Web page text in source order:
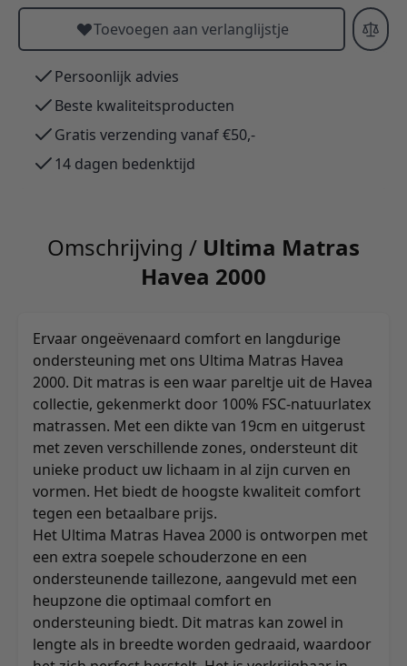
Toevoegen aan verlanglijstje
Persoonlijk advies
Beste kwaliteitsproducten
Gratis verzending vanaf €50,-
14 dagen bedenktijd
Omschrijving / Ultima Matras
Havea 2000
Ervaar ongeëvenaard comfort en langdurige
ondersteuning met ons Ultima Matras Havea
2000. Dit matras is een waar pareltje uit de Havea
collectie, gekenmerkt door 100% FSC-natuurlatex
matrassen. Met een dikte van 19cm en uitgerust
met zeven verschillende zones, ondersteunt dit
unieke product uw lichaam in al zijn curven en
vormen. Het biedt de hoogste kwaliteit comfort
tegen een betaalbare prijs.
Het Ultima Matras Havea 2000 is ontworpen met
een extra soepele schouderzone en een
ondersteunende taillezone, aangevuld met een
heupzone die optimaal comfort en
ondersteuning biedt. Dit matras kan zowel in
lengte als in breedte worden gedraaid, waardoor